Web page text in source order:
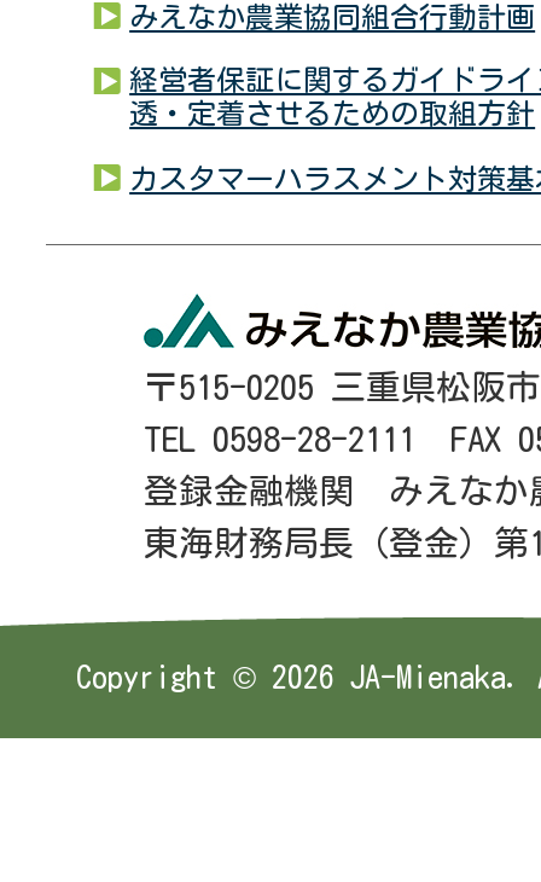
みえなか農業協同組合行動計画
経営者保証に関するガイドラ
透・定着させるための取組方針
カスタマーハラスメント対策
〒515-0205 三重県松阪
TEL 0598-28-2111 FAX
登録金融機関 みえなか
東海財務局長（登金）第
Copyright © 2026 JA-